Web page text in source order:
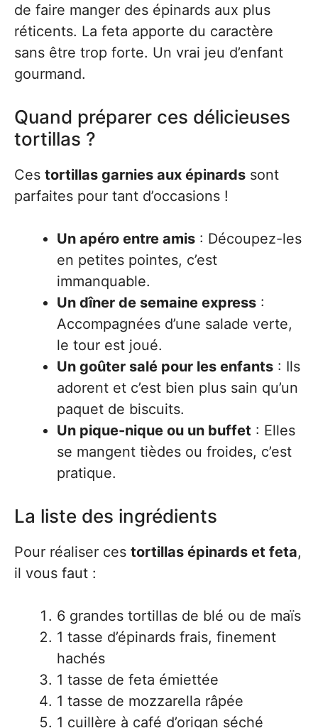
de faire manger des épinards aux plus
réticents. La feta apporte du caractère
sans être trop forte. Un vrai jeu d’enfant
gourmand.
Quand préparer ces délicieuses
tortillas ?
Ces tortillas garnies aux épinards sont
parfaites pour tant d’occasions !
Un apéro entre amis : Découpez-les
en petites pointes, c’est
immanquable.
Un dîner de semaine express :
Accompagnées d’une salade verte,
le tour est joué.
Un goûter salé pour les enfants : Ils
adorent et c’est bien plus sain qu’un
paquet de biscuits.
Un pique-nique ou un buffet : Elles
se mangent tièdes ou froides, c’est
pratique.
La liste des ingrédients
Pour réaliser ces tortillas épinards et feta,
il vous faut :
6 grandes tortillas de blé ou de maïs
1 tasse d’épinards frais, finement
hachés
1 tasse de feta émiettée
1 tasse de mozzarella râpée
1 cuillère à café d’origan séché